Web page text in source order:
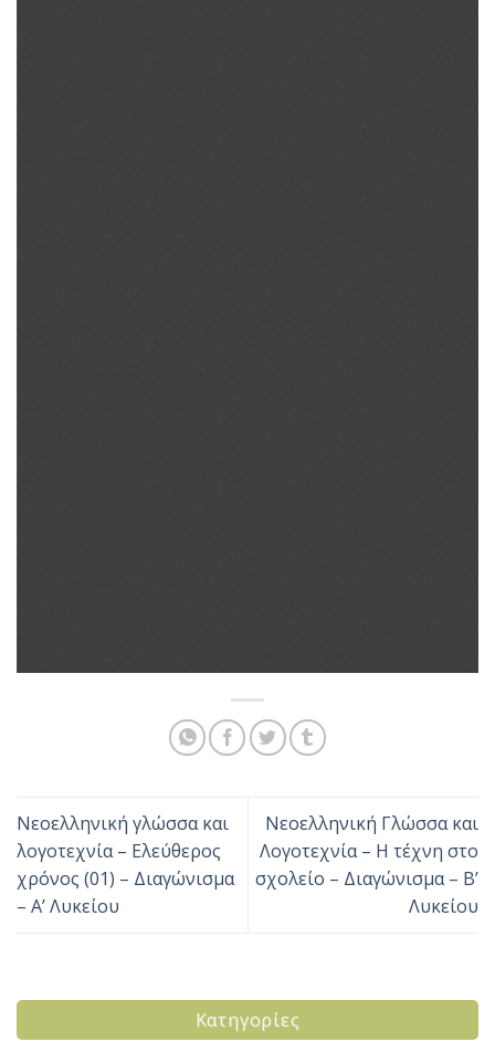
Νεοελληνική γλώσσα και
λογοτεχνία – Ελεύθερος
χρόνος (01) – Διαγώνισμα
– Α’ Λυκείου
Νεοελληνική Γλώσσα και
Λογοτεχνία – Η τέχνη στο
σχολείο – Διαγώνισμα – Β’
Λυκείου
Kατηγορίες